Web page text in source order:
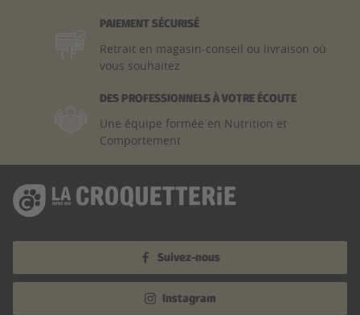
PAIEMENT SÉCURISÉ
Retrait en magasin-conseil ou livraison où
vous souhaitez
DES PROFESSIONNELS À VOTRE ÉCOUTE
Une équipe formée en Nutrition et
Comportement
Suivez-nous
Instagram